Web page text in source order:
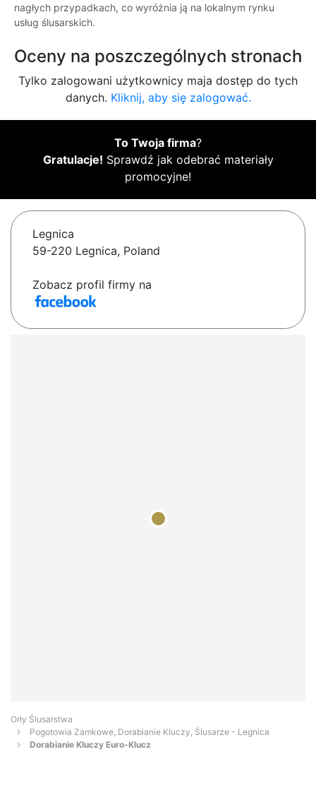
nagłych przypadkach, co wyróżnia ją na lokalnym rynku
usług ślusarskich.
Oceny na poszczególnych stronach
Tylko zalogowani użytkownicy maja dostęp do tych
danych. Kliknij, aby się zalogować.
To Twoja firma?
Gratulacje! Sprawdź jak odebrać materiały
promocyjne!
Legnica
59-220 Legnica, Poland
Zobacz profil firmy na
Orły Ślusarstwa
Pogotowia Zamkowe, Dorabianie Kluczy, Ślusarze - Legnica
Dorabianie Kluczy Euro-Klucz